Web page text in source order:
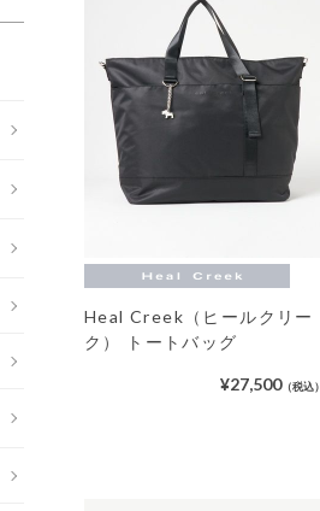
Heal Creek（ヒールクリー
ク） トートバッグ
¥27,500（税込）